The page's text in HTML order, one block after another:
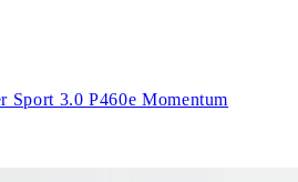
Sport 3.0 P460e Momentum